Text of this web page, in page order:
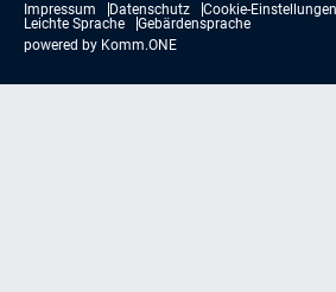
Impressum Datenschutz Cookie-Einstellungen
Leichte Sprache
Gebärdensprache
powered by Komm.ONE